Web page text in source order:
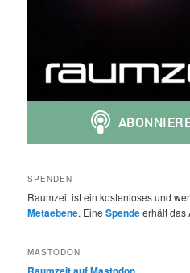
SPENDEN
Raumzeit ist ein kostenloses und
Metaebene. EineSpendeerhält das
MASTODON